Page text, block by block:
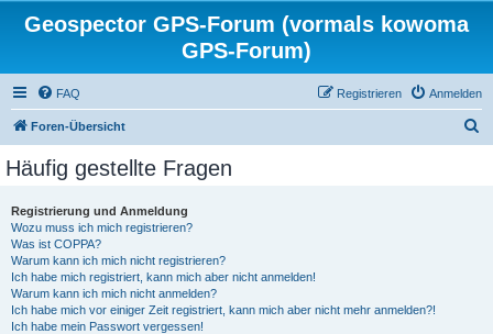
Geospector GPS-Forum (vormals kowoma
GPS-Forum)
FAQ Anmelden
Registrieren
Foren-Übersicht
Häufig gestellte Fragen
Registrierung und Anmeldung
Wozu muss ich mich registrieren?
Was ist COPPA?
Warum kann ich mich nicht registrieren?
Ich habe mich registriert, kann mich aber nicht anmelden!
Warum kann ich mich nicht anmelden?
Ich habe mich vor einiger Zeit registriert, kann mich aber nicht mehr anmelden?!
Ich habe mein Passwort vergessen!